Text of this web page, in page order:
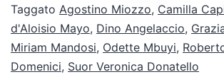
strada
da
percorrere
Taggato Agostino Miozzo, Camilla
d'Aloisio Mayo, Dino Angelaccio,
Miriam Mandosi, Odette Mbuyi,
Domenici, Suor Veronica Donatello